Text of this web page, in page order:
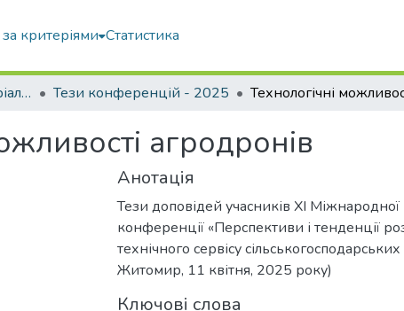
критеріями Статистика
Конференції та матеріали конференцій Тези конференцій - 2025
агродронів
Анотація
Тези доповідей учасників XI
конференції «Перспективи і тенденції
технічного сервісу
Житомир, 11 квітня, 2025 року)
Ключові слова